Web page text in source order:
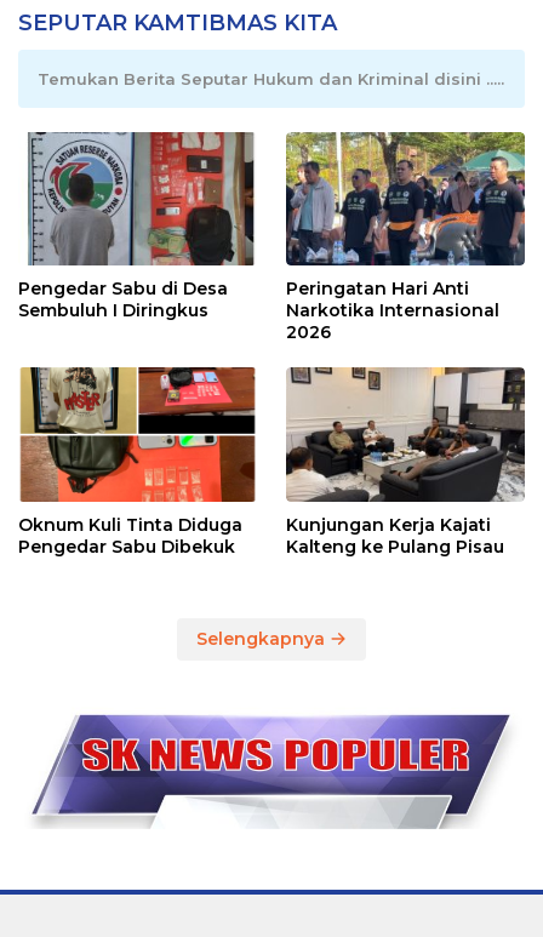
SEPUTAR KAMTIBMAS KITA
Temukan Berita Seputar Hukum dan Kriminal disini .....
Pengedar Sabu di Desa
Sembuluh I Diringkus
Peringatan Hari Anti
Narkotika Internasional
2026
Oknum Kuli Tinta Diduga
Pengedar Sabu Dibekuk
Kunjungan Kerja Kajati
Kalteng ke Pulang Pisau
Selengkapnya